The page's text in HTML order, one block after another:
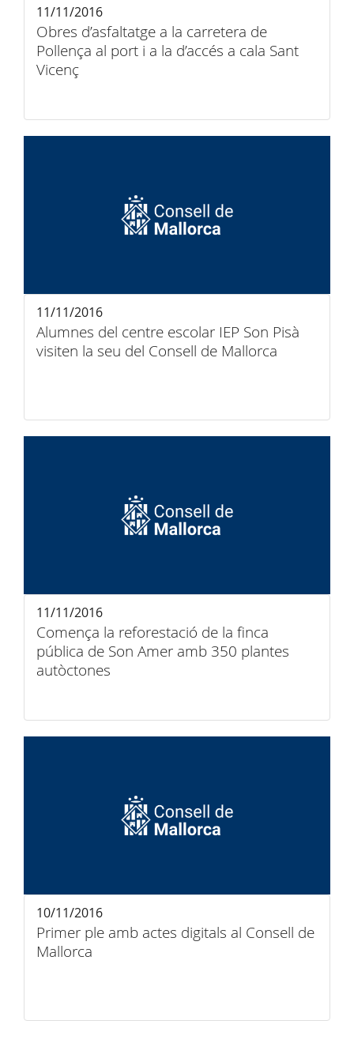
Obres d’asfaltatge a la carretera de
Pollença al port i a la d’accés a cala Sant
Vicenç
11/11/2016
Alumnes del centre escolar IEP Son Pisà
visiten la seu del Consell de Mallorca
11/11/2016
Comença la reforestació de la finca
pública de Son Amer amb 350 plantes
autòctones
11/11/2016
Primer ple amb actes digitals al Consell de
Mallorca
10/11/2016